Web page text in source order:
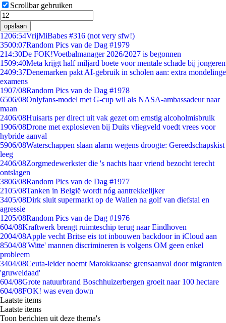
Scrollbar gebruiken
opslaan
1206:54VrijMiBabes #316 (not very sfw!)
3500:07Random Pics van de Dag #1979
214:30De FOK!Voetbalmanager 2026/2027 is begonnen
1509:40Meta krijgt half miljard boete voor mentale schade bij jongeren
2409:37Denemarken pakt AI-gebruik in scholen aan: extra mondelinge
examens
1907/08Random Pics van de Dag #1978
6506/08Onlyfans-model met G-cup wil als NASA-ambassadeur naar
maan
2406/08Huisarts per direct uit vak gezet om ernstig alcoholmisbruik
1906/08Drone met explosieven bij Duits vliegveld voedt vrees voor
hybride aanval
5906/08Waterschappen slaan alarm wegens droogte: Gereedschapskist
leeg
2406/08Zorgmedewerkster die 's nachts haar vriend bezocht terecht
ontslagen
3806/08Random Pics van de Dag #1977
2105/08Tanken in België wordt nóg aantrekkelijker
3405/08Dirk sluit supermarkt op de Wallen na golf van diefstal en
agressie
1205/08Random Pics van de Dag #1976
604/08Kraftwerk brengt ruimteschip terug naar Eindhoven
2004/08Apple vecht Britse eis tot inbouwen backdoor in iCloud aan
8504/08'Witte' mannen discrimineren is volgens OM geen enkel
probleem
3404/08Ceuta-leider noemt Marokkaanse grensaanval door migranten
'gruweldaad'
604/08Grote natuurbrand Boschhuizerbergen groeit naar 100 hectare
604/08FOK! was even down
Laatste items
Laatste items
Toon berichten uit deze thema's